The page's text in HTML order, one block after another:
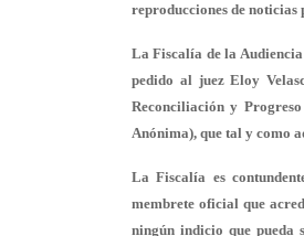
reproducciones de
La Fiscalía de la
pedido al juez Eloy
Reconciliación y
Anónima), que tal y como
La Fiscalía es
membrete oficial que
ningún indicio que pueda